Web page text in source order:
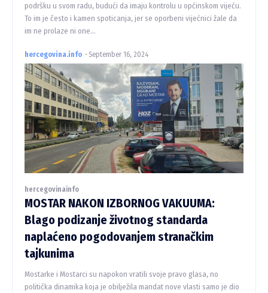
podršku u svom radu, budući da imaju kontrolu u općinskom vijeću.
To im je često i kamen spoticanja, jer se oporbeni vijećnici žale da
im ne prolaze ni one...
hercegovina.info - September 16, 2024
hercegovinainfo
MOSTAR NAKON IZBORNOG VAKUUMA:
Blago podizanje životnog standarda
naplaćeno pogodovanjem stranačkim
tajkunima
Mostarke i Mostarci su napokon vratili svoje pravo glasa, no
politička dinamika koja je obilježila mandat nove vlasti samo je dio